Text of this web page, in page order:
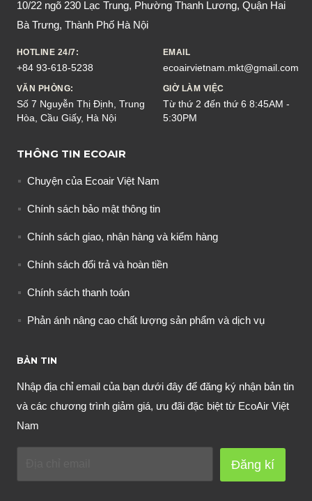
10/22 ngõ 230 Lạc Trung, Phường Thanh Lương, Quận Hai
Bà Trưng, Thành Phố Hà Nội
HOTLINE 24/7:
+84 93-618-5238
EMAIL
ecoairvietnam.mkt@gmail.com
VĂN PHÒNG:
Số 7 Nguyễn Thị Định, Trung
Hòa, Cầu Giấy, Hà Nội
GIỜ LÀM VIỆC
Từ thứ 2 đến thứ 6 8:45AM -
5:30PM
THÔNG TIN ECOAIR
Chuyện của Ecoair Việt Nam
Chính sách bảo mật thông tin
Chính sách giao, nhận hàng và kiểm hàng
Chính sách đổi trả và hoàn tiền
Chính sách thanh toán
Phản ánh nâng cao chất lượng sản phẩm và dịch vụ
BẢN TIN
Nhập địa chỉ email của bạn dưới đây để đăng ký nhận bản tin
và các chương trình giảm giá, ưu đãi đặc biệt từ EcoAir Việt
Nam
Đăng kí